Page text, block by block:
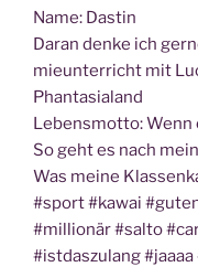
Name: Das­tin
Dar­an den­ke ich
mie­un­ter­richt mit
Phantasialand
Lebens­mot­to: Wenn
So geht es nach
Was mei­ne
#sport #kawai
#mil­lio­när #sal­to
#ist­das­zu­lang